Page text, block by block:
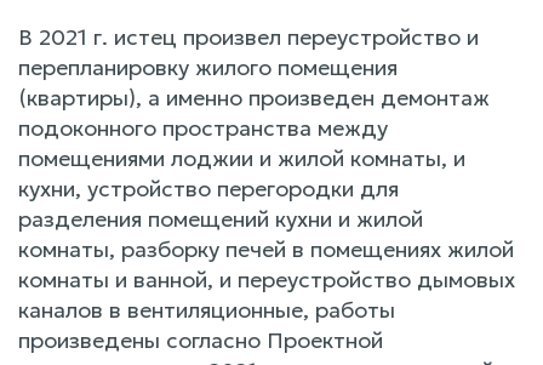
В 2021 г. истец произвел переустройство и
перепланировку жилого помещения
(квартиры), а именно произведен демонтаж
подоконного пространства между
помещениями лоджии и жилой комнаты, и
кухни, устройство перегородки для
разделения помещений кухни и жилой
комнаты, разборку печей в помещениях жилой
комнаты и ванной, и переустройство дымовых
каналов в вентиляционные, работы
произведены согласно Проектной